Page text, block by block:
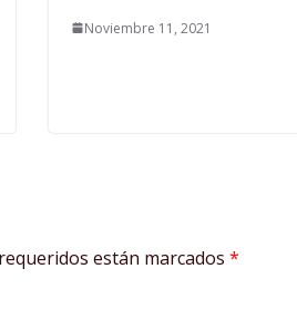
Noviembre 11, 2021
están marcados *